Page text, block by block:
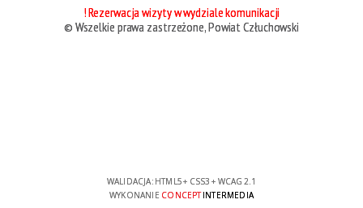
! Rezerwacja wizyty w wydziale komunikacji
© Wszelkie prawa zastrzeżone, Powiat Człuchowski
WALIDACJA: HTML5+ CSS3 + WCAG 2.1
WYKONANIE CONCEPTINTERMEDIA